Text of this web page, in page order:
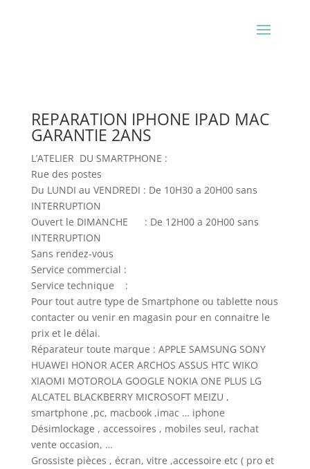
REPARATION IPHONE IPAD MAC
GARANTIE 2ANS
L’ATELIER DU SMARTPHONE :
Rue des postes
Du LUNDI au VENDREDI : De 10H30 a 20H00 sans
INTERRUPTION
Ouvert le DIMANCHE : De 12H00 a 20H00 sans
INTERRUPTION
Sans rendez-vous
Service commercial :
Service technique :
Pour tout autre type de Smartphone ou tablette nous
contacter ou venir en magasin pour en connaitre le
prix et le délai.
Réparateur toute marque : APPLE SAMSUNG SONY
HUAWEI HONOR ACER ARCHOS ASSUS HTC WIKO
XIAOMI MOTOROLA GOOGLE NOKIA ONE PLUS LG
ALCATEL BLACKBERRY MICROSOFT MEIZU ,
smartphone ,pc, macbook ,imac … iphone
Désimlockage , accessoires , mobiles seul, rachat
vente occasion, …
Grossiste pièces , écran, vitre ,accessoire etc ( pro et